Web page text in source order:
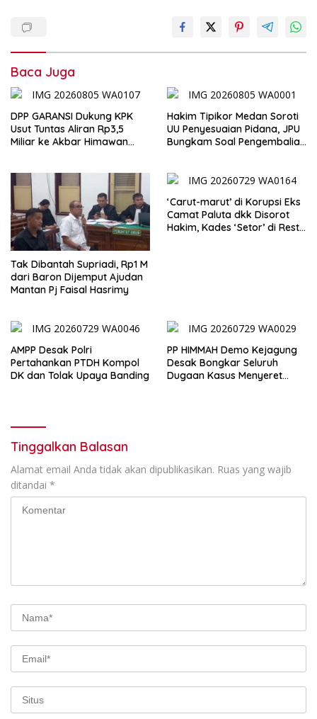
Baca Juga
DPP GARANSI Dukung KPK
Usut Tuntas Aliran Rp3,5
Miliar ke Akbar Himawan
Hakim Tipikor Medan Soroti
UU Penyesuaian Pidana, JPU
Bungkam Soal Pengembalian
Tak Dibantah Supriadi, Rp1 M
dari Baron Dijemput Ajudan
Mantan Pj Faisal Hasrimy
‘Carut-marut’ di Korupsi Eks
Camat Paluta dkk Disorot
Hakim, Kades ‘Setor’ di Resto
AMPP Desak Polri
Pertahankan PTDH Kompol
DK dan Tolak Upaya Banding
PP HIMMAH Demo Kejagung
Desak Bongkar Seluruh
Dugaan Kasus Menyeret
Tinggalkan Balasan
Alamat email Anda tidak akan dipublikasikan. Ruas yang wajib
ditandai *